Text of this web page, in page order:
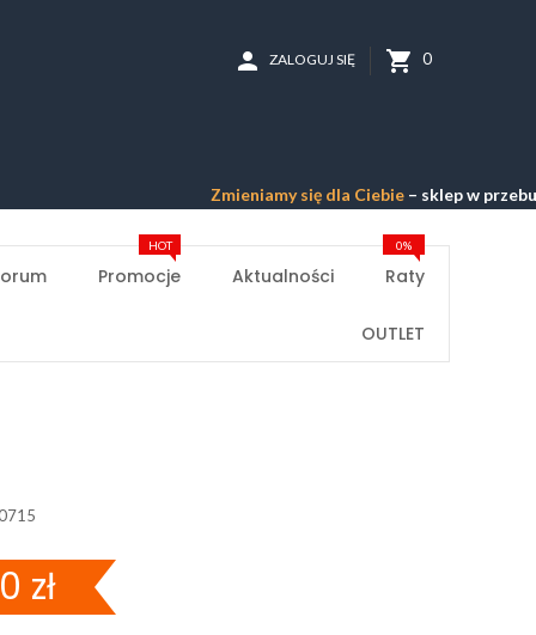
shopping_cart 0
person ZALOGUJ SIĘ
Zmieniamy się dla Ciebie– sklep w przebudowie
Promocje
HOT
Aktualności Raty
0%
OUTLET
zł